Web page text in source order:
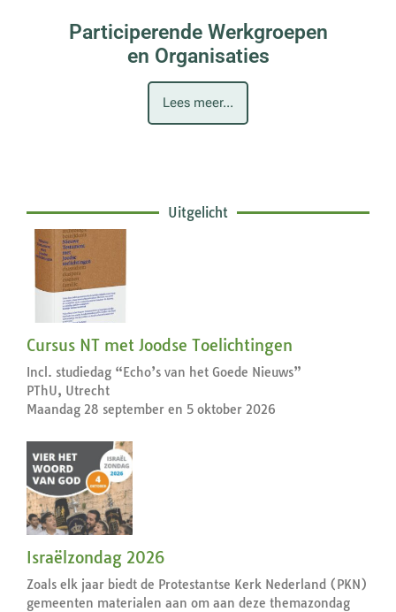
Participerende Werkgroepen
en Organisaties
Lees meer...
Uitgelicht
Cursus NT met Joodse Toelichtingen
Incl. studiedag “Echo’s van het Goede Nieuws”
PThU, Utrecht
Maandag 28 september en 5 oktober 2026
Israëlzondag 2026
Zoals elk jaar biedt de Protestantse Kerk Nederland (PKN)
gemeenten materialen aan om aan deze themazondag